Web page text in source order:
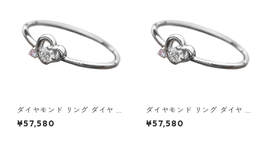
ダイヤモンド リング ダイヤ ア
イスブルーダイヤ 合計0.06ct
9.5号 プラチナ Pt950 ハート
¥57,580
ダイヤモンド リング ダイヤ ア
イスブルーダイヤ 合計0.06ct
10号 プラチナ Pt950 ハート
¥57,580